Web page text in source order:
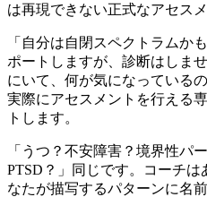
は再現できない正式なアセス
「自分は自閉スペクトラムか
ポートしますが、診断はしま
にいて、何が気になっている
実際にアセスメントを行える
トします。
「うつ？不安障害？境界性パ
PTSD？」同じです。コーチ
なたが描写するパターンに名